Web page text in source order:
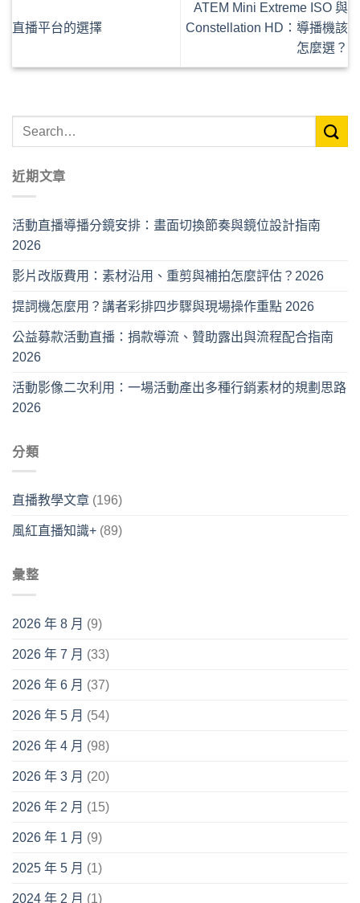
直播平台的選擇
ATEM Mini Extreme ISO 與
Constellation HD：導播機該
怎麼選？
近期文章
活動直播導播分鏡安排：畫面切換節奏與鏡位設計指南
2026
影片改版費用：素材沿用、重剪與補拍怎麼評估？2026
提詞機怎麼用？講者彩排四步驟與現場操作重點 2026
公益募款活動直播：捐款導流、贊助露出與流程配合指南
2026
活動影像二次利用：一場活動產出多種行銷素材的規劃思路
2026
分類
直播教學文章 (196)
風紅直播知識+ (89)
彙整
2026 年 8 月 (9)
2026 年 7 月 (33)
2026 年 6 月 (37)
2026 年 5 月 (54)
2026 年 4 月 (98)
2026 年 3 月 (20)
2026 年 2 月 (15)
2026 年 1 月 (9)
2025 年 5 月 (1)
2024 年 2 月 (1)